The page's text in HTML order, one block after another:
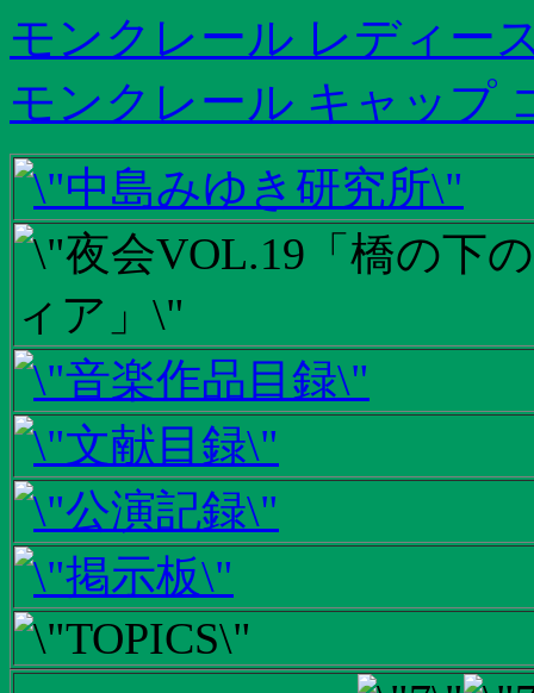
モンクレール レディー
モンクレール キャップ